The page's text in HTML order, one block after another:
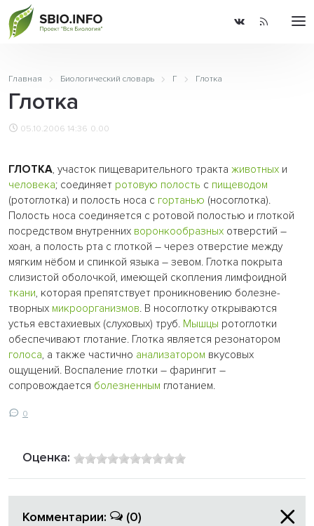
Главная Биологический словарь Г Глотка
Глотка
05.10.2006 14:36 0.00
ГЛОТКА, участок пищеварительного тракта животных и
человека; соединяет ротовую полость с пищеводом
(ротоглотка) и полость носа с гортанью (носоглотка).
Полость носа соединяется с ротовой полостью и глоткой
посредством внутренних воронкообразных отверстий –
хоан, а полость рта с глоткой – через отверстие между
мягким нёбом и спинкой языка – зевом. Глотка покрыта
слизистой оболочкой, имеющей скопления лимфоидной
ткани, которая препятствует проникновению болезне-
творных микроорганизмов. В носоглотку открываются
устья евстахиевых (слуховых) труб. Мышцы ротоглотки
обеспечивают глотание. Глотка является резонатором
голоса, а также частично анализатором вкусовых
ощущений. Воспаление глотки – фарингит –
сопровождается болезненным глотанием.
0
Оценка:
Комментарии: (0)